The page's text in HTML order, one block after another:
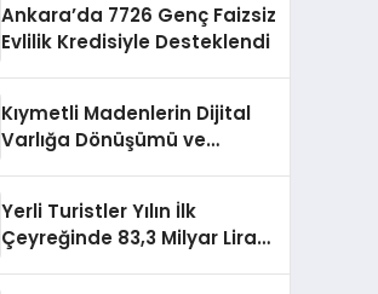
Ankara’da 7726 Genç Faizsiz
Evlilik Kredisiyle Desteklendi
Kıymetli Madenlerin Dijital
Varlığa Dönüşümü ve
Yerli Turistler Yılın İlk
Çeyreğinde 83,3 Milyar Lirayı